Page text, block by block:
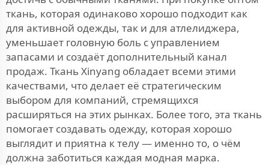
ткань, которая одинаково хорошо подходит как
для активной одежды, так и для атлелиджера,
уменьшает головную боль с управлением
запасами и создаёт дополнительный канал
продаж. Ткань Xinyang обладает всеми этими
качествами, что делает её стратегическим
выбором для компаний, стремящихся
расширяться на этих рынках. Более того, эта ткань
помогает создавать одежду, которая хорошо
выглядит и приятна к телу — именно то, о чём
должна заботиться каждая модная марка.